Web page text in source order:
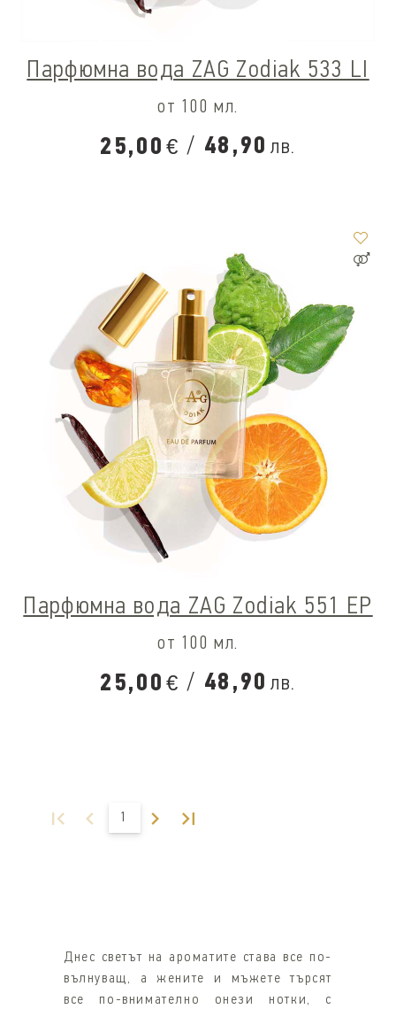
Парфюмна вода ZAG Zodiak 533 LI
от 100 мл.
25,00 € / 48,90 лв.
Парфюмна вода ZAG Zodiak 551 EP
от 100 мл.
25,00 € / 48,90 лв.
1
Днес светът на ароматите става все по-
вълнуващ, а жените и мъжете търсят
все по-внимателно онези нотки, с